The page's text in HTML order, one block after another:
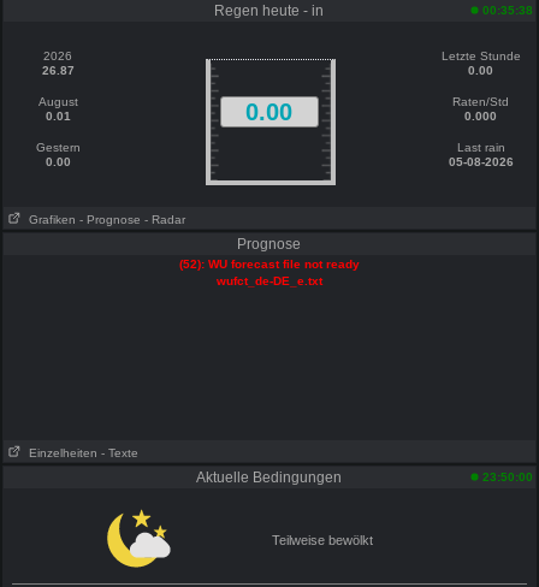
Regen heute - in 00:35:38
2026
26.87
August
0.01
Gestern
0.00
0.00
Letzte Stunde
0.00
Raten/Std
0.000
Last rain
05-08-2026
Grafiken - Prognose - Radar
Prognose
(52): WU forecast file not ready
wufct_de-DE_e.txt
Einzelheiten - Texte
Aktuelle Bedingungen 23:50:00
Teilweise bewölkt